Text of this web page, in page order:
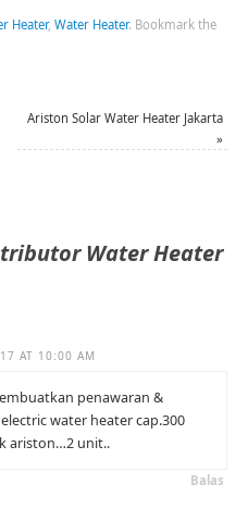
Heater, Water Heater. Bookmark the
Ariston Solar Water Heater Jakarta
»
Water Heater
AT 10:00 AM
penawaran &
water heater cap.300
ariston…2 unit..
Balas